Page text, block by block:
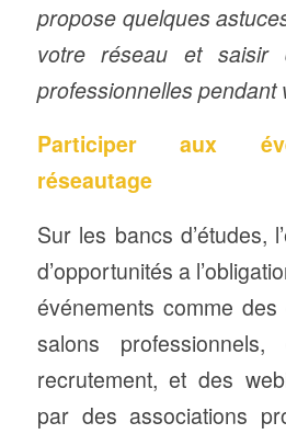
propose quelques
votre réseau et saisir
professionnelles pendant
Participer aux
réseautage
Sur les bancs d’études,
d’opportunités a
événements comme
salons
recrutement, et des
par des associations